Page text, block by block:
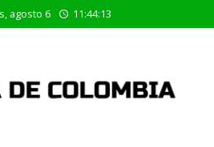
agosto 6 11:44:14